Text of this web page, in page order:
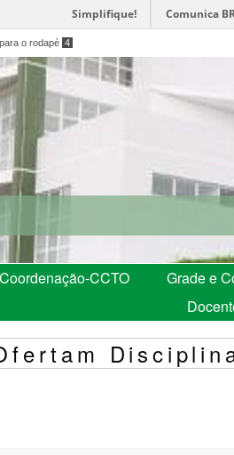
Simplifique! Comunica
o rodapé 4
Coordenação-CCTO
Grade e